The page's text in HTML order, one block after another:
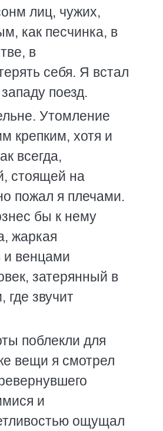
лиц, чужих,
как песчинка, в
в
себя. Я встал
поезд.
Утомление
крепким, хотя и
всегда,
стоящей на
пожал я плечами.
бы к нему
жаркая
и венцами
затерянный в
где звучит
поблекли для
вещи я смотрел
и
ощущал